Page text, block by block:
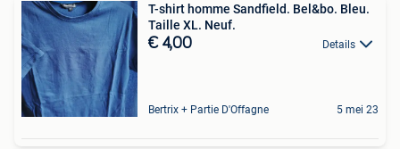
T-shirt homme Sandfield. Bel&bo. Bleu.
Taille XL. Neuf.
€ 4,00 Details
Bertrix + Partie D'Offagne 5 mei 23